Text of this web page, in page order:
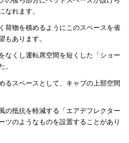
なれます。
荷物を積めるようにこのスペースを省
もあります。
なくし運転席空間を短くした「ショー
。
るスペースとして、キャブの上部空間
の抵抗を軽減する「エアデフレクター
ツのようなものを設置することがあり